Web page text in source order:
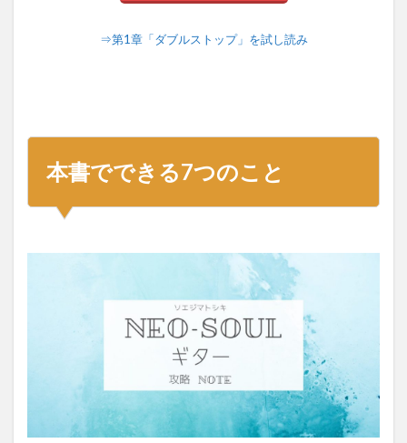
⇒第1章「ダブルストップ」を試し読み
本書でできる7つのこと